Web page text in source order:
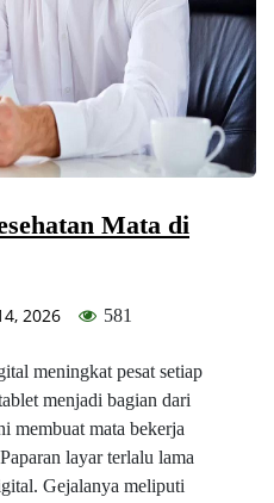
Mata di
2026 581
meningkat pesat setiap
menjadi bagian dari
membuat mata bekerja
layar terlalu lama
Gejalanya meliputi